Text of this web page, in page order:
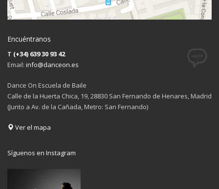
Encuéntranos
T (+34) 639 30 93 42
Email: info@danceon.es
Dance On Escuela de Baile
Calle de la Huerta Chica, 19, 28830 San Fernando de Henares, Madrid
(Junto a Av. de la Cañada, Metro: San Fernando)
Ver el mapa
Síguenos en Instagram